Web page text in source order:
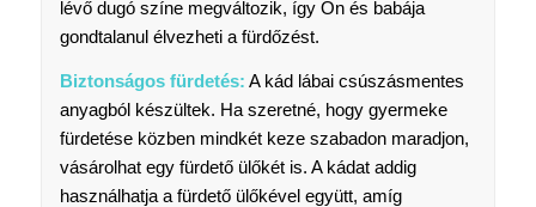
lévő dugó színe megváltozik, így Ön és babája
gondtalanul élvezheti a fürdőzést.
Biztonságos fürdetés: A kád lábai csúszásmentes
anyagból készültek. Ha szeretné, hogy gyermeke
fürdetése közben mindkét keze szabadon maradjon,
vásárolhat egy fürdető ülőkét is. A kádat addig
használhatja a fürdető ülőkével együtt, amíg